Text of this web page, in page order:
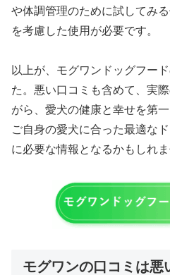
や体調管理のために試してみ
を考慮した使用が必要です。
以上が、モグワンドッグフー
た。悪い口コミも含めて、実
がら、愛犬の健康と幸せを第
ご自身の愛犬に合った最適な
に必要な情報となるかもしれま
モグワンの口コミは悪